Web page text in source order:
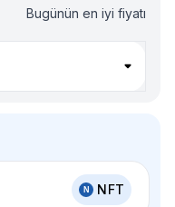
Bugünün en iyi fiyatı
NFT